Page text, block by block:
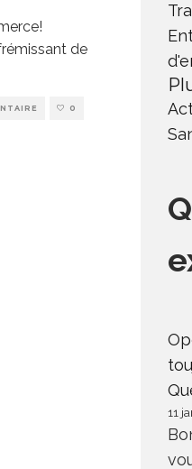
de
0
11